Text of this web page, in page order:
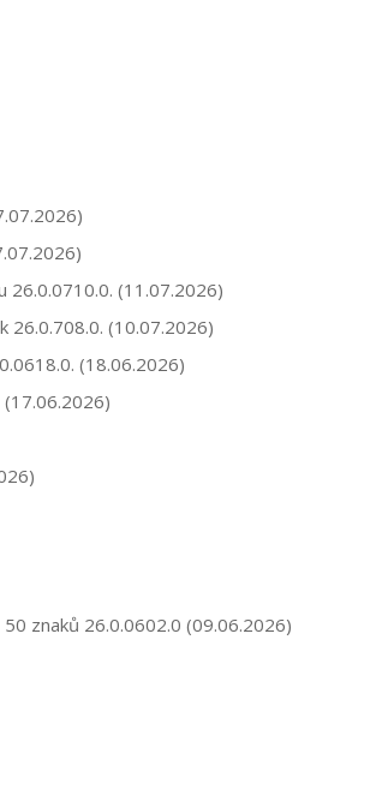
26.0.0710.0. (11.07.2026)
26.0.708.0. (10.07.2026)
(18.06.2026)
(17.06.2026)
znaků 26.0.0602.0 (09.06.2026)